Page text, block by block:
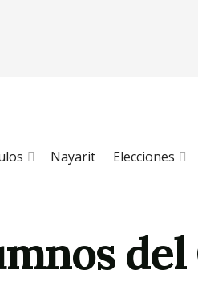
Nayarit Elecciones
del